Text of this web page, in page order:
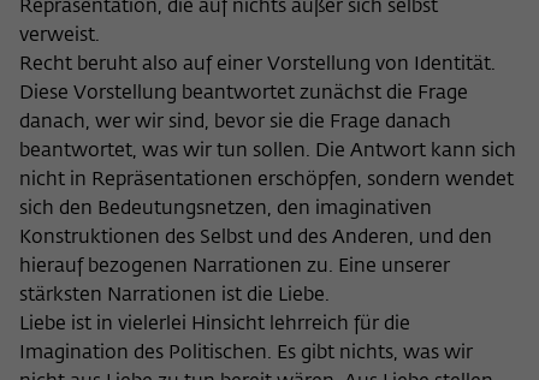
Repräsentation, die auf nichts außer sich selbst
verweist.
Recht beruht also auf einer Vorstellung von Identität.
Diese Vorstellung beantwortet zunächst die Frage
danach, wer wir sind, bevor sie die Frage danach
beantwortet, was wir tun sollen. Die Antwort kann sich
nicht in Repräsentationen erschöpfen, sondern wendet
sich den Bedeutungsnetzen, den imaginativen
Konstruktionen des Selbst und des Anderen, und den
hierauf bezogenen Narrationen zu. Eine unserer
stärksten Narrationen ist die Liebe.
Liebe ist in vielerlei Hinsicht lehrreich für die
Imagination des Politischen. Es gibt nichts, was wir